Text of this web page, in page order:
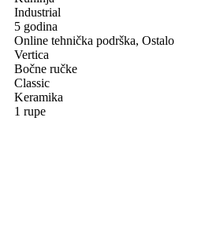
Industrial
5 godina
Online tehnička podrška, Ostalo
Vertica
Bočne ručke
Classic
Keramika
1 rupe